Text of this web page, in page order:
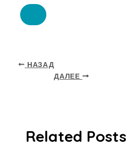
НАЗАД
ДАЛЕЕ
Related Posts